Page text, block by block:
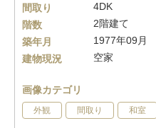
間取り
4DK
階数
2階建て
築年月
1977年09月
建物現況
空家
画像カテゴリ
外観 間取り 和室